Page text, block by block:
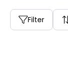
Filter